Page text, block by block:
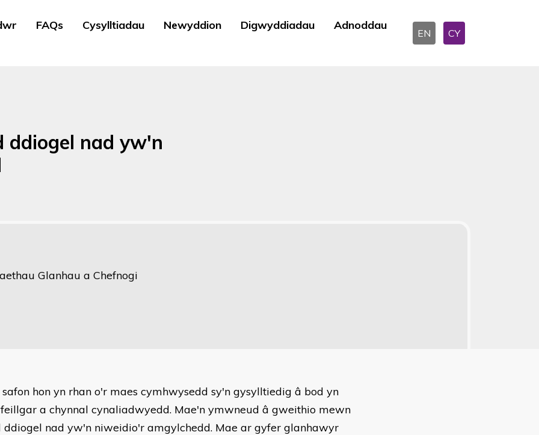
FAQs Cysylltiadau Newyddion Digwyddiadau Adnoddau
EN CY
nad yw'n
Glanhau a Chefnogi
hon yn rhan o'r maes cymhwysedd sy'n gysylltiedig â bod yn
a chynnal cynaliadwyedd. Mae'n ymwneud â gweithio mewn
ddiogel nad yw'n niweidio'r amgylchedd. Mae ar gyfer glanhawyr